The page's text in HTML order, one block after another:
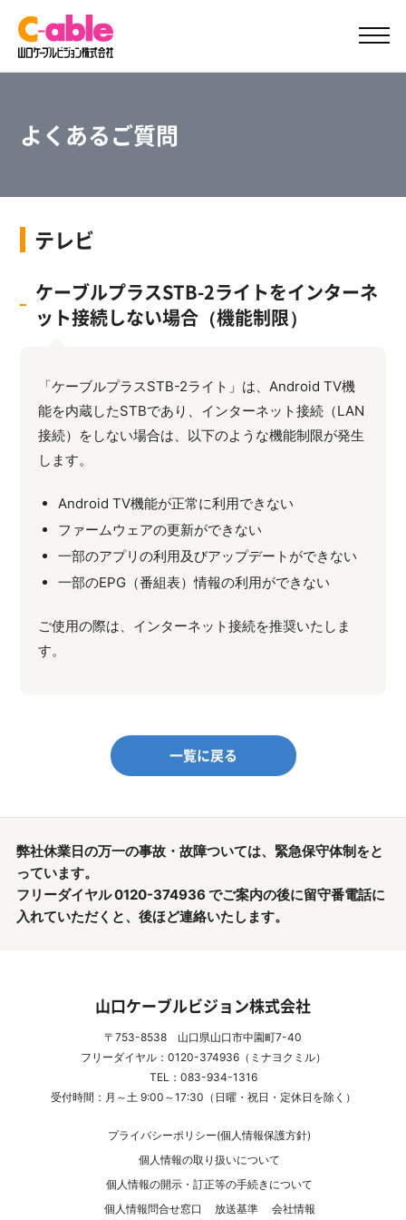
よくあるご質問
テレビ
ケーブルプラスSTB-2ライトをインターネ
ット接続しない場合（機能制限）
「ケーブルプラスSTB-2ライト」は、Android TV機
能を内蔵したSTBであり、インターネット接続（LAN
接続）をしない場合は、以下のような機能制限が発生
します。
Android TV機能が正常に利用できない
ファームウェアの更新ができない
一部のアプリの利用及びアップデートができない
一部のEPG（番組表）情報の利用ができない
ご使用の際は、インターネット接続を推奨いたしま
す。
一覧に戻る
弊社休業日の万一の事故・故障ついては、緊急保守体制をと
っています。
フリーダイヤル 0120-374936 でご案内の後に留守番電話に
入れていただくと、後ほど連絡いたします。
山口ケーブルビジョン株式会社
〒753-8538 山口県山口市中園町7-40
フリーダイヤル：0120-374936（ミナヨクミル）
TEL：083-934-1316
受付時間：月～土 9:00～17:30（日曜・祝日・定休日を除く）
プライバシーポリシー(個人情報保護方針)
個人情報の取り扱いについて
個人情報の開示・訂正等の手続きについて
個人情報問合せ窓口
放送基準 会社情報
ご加入案内